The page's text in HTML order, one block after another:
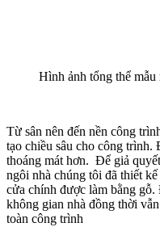
Hình ảnh tổng thể mẫu
Từ sân nên đến nền công
tạo chiều sâu cho công
thoáng mát hơn. Để giả
ngôi nhà chúng tôi đã thiết
cửa chính được làm bằng
không gian nhà đồng thời
toàn công trình